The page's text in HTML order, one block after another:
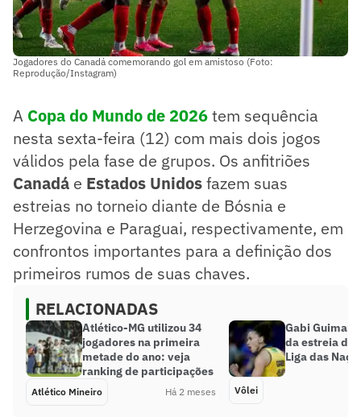
Jogadores do Canadá comemorando gol em amistoso (Foto:
Reprodução/Instagram)
A Copa do Mundo de 2026tem sequência
nesta sexta-feira (12) com mais dois jogos
válidos pela fase de grupos. Os anfitriões
Canadá e Estados Unidosfazem suas
estreias no torneio diante de Bósnia e
Herzegovina e Paraguai, respectivamente, em
confrontos importantes para a definição dos
primeiros rumos de suas chaves.
RELACIONADAS
Atlético-MG utilizou 34
jogadores na primeira
metade do ano: veja
ranking de participações
Atlético Mineiro Há 2 meses
Gabi
da estreia do
Liga das
Vôlei